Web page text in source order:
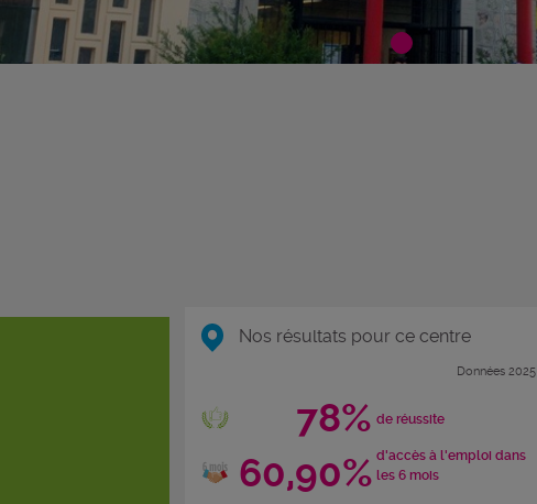
Nos résultats pour ce centre
Données 2025
78% de réussite
60,90% d'accès à l'emploi dans
les 6 mois